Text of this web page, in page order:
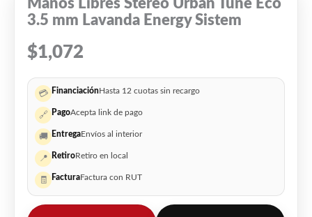
Manos Libres Stereo Urban Tune Eco
3.5 mm Lavanda Energy Sistem
$1,072
💳 FinanciaciónHasta 12 cuotas sin recargo
🔗 PagoAcepta link de pago
🚚 EntregaEnvíos al interior
📍 RetiroRetiro en local
🧾 FacturaFactura con RUT